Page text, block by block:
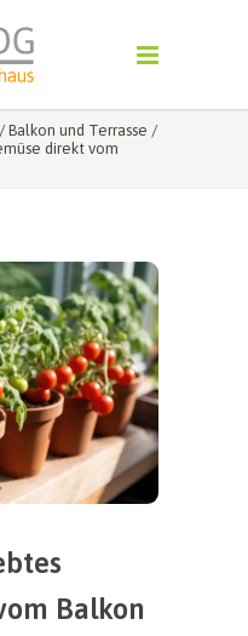
/ Balkon und Terrasse /
direkt vom
Balkon